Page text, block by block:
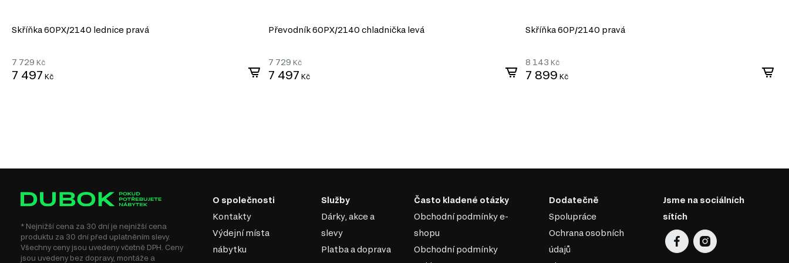
Skříňka 60PХ/2140 lednice pravá
7 729 Kč
7 497 Kč
Převodník 60PХ/2140 chladnička levá
7 729 Kč
7 497 Kč
Skříňka 60P/2140 pravá
8 143 Kč
7 899 Kč
* Nejnižší cena za 30 dní je nejnižší cena
produktu za 30 dní před uplatněním slevy.
Všechny ceny jsou uvedeny včetně DPH. Ceny
jsou uvedeny bez dopravy, montáže a
O společnosti
Kontakty
Výdejní místa
nábytku
Služby
Dárky, akce a
slevy
Platba a doprava
Často kladené otázky
Obchodní podmínky e-
shopu
Obchodní podmínky
Dodatečně
Spolupráce
Ochrana osobních
údajů
Jsme na sociálních
sítích